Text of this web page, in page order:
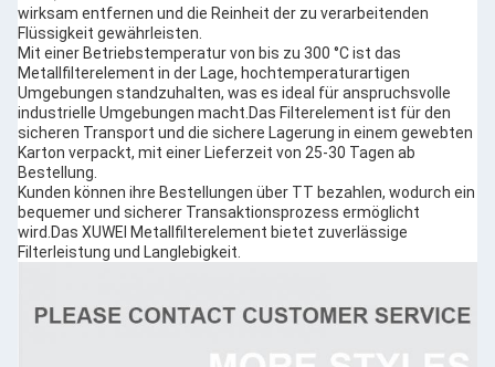
wirksam entfernen und die Reinheit der zu verarbeitenden
Flüssigkeit gewährleisten.
Mit einer Betriebstemperatur von bis zu 300 °C ist das
Metallfilterelement in der Lage, hochtemperaturartigen
Umgebungen standzuhalten, was es ideal für anspruchsvolle
industrielle Umgebungen macht.Das Filterelement ist für den
sicheren Transport und die sichere Lagerung in einem gewebten
Karton verpackt, mit einer Lieferzeit von 25-30 Tagen ab
Bestellung.
Kunden können ihre Bestellungen über TT bezahlen, wodurch ein
bequemer und sicherer Transaktionsprozess ermöglicht
wird.Das XUWEI Metallfilterelement bietet zuverlässige
Filterleistung und Langlebigkeit.